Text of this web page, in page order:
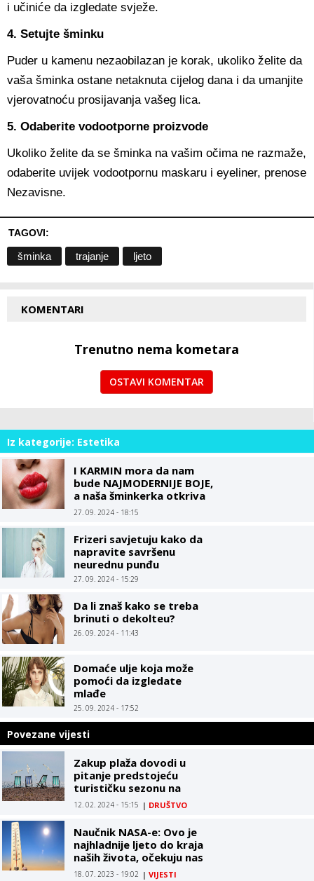
i učiniće da izgledate svježe.
4. Setujte šminku
Puder u kamenu nezaobilazan je korak, ukoliko želite da
vaša šminka ostane netaknuta cijelog dana i da umanjite
vjerovatnoću prosijavanja vašeg lica.
5. Odaberite vodootporne proizvode
Ukoliko želite da se šminka na vašim očima ne razmaže,
odaberite uvijek vodootpornu maskaru i eyeliner, prenose
Nezavisne.
TAGOVI:
šminka trajanje ljeto
KOMENTARI
Trenutno nema kometara
OSTAVI KOMENTAR
Iz kategorije: Estetika
I KARMIN mora da nam
bude NAJMODERNIJE BOJE,
a naša šminkerka otkriva
TRIK kako da vam usne
27. 09. 2024 - 18:15
Frizeri savjetuju kako da
napravite savršenu
neurednu punđu
27. 09. 2024 - 15:29
Da li znaš kako se treba
brinuti o dekolteu?
26. 09. 2024 - 11:43
Domaće ulje koja može
pomoći da izgledate
mlađe
25. 09. 2024 - 17:52
Povezane vijesti
Zakup plaža dovodi u
pitanje predstojeću
turističku sezonu na
Primorju: Zakupci tvrde
da će životima braniti
svoja prava
12. 02. 2024 - 15:15 | DRUŠTVO
Naučnik NASA-e: Ovo je
najhladnije ljeto do kraja
naših života, očekuju nas
ekstremne vrućine
18. 07. 2023 - 19:02 | VIJESTI